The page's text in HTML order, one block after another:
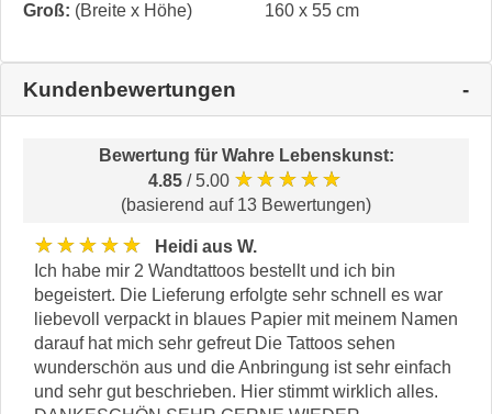
Groß: (Breite x Höhe) 160 x 55 cm
Kundenbewertungen
Bewertung für Wahre Lebenskunst:
4.85 / 5.00 ★★★★★
(basierend auf 13 Bewertungen)
★★★★★
Heidi aus W.
Ich habe mir 2 Wandtattoos bestellt und ich bin
begeistert. Die Lieferung erfolgte sehr schnell es war
liebevoll verpackt in blaues Papier mit meinem Namen
darauf hat mich sehr gefreut Die Tattoos sehen
wunderschön aus und die Anbringung ist sehr einfach
und sehr gut beschrieben. Hier stimmt wirklich alles.